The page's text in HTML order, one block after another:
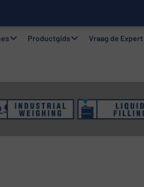
en duurzaamheid in één
Productgids Vraag de Expert